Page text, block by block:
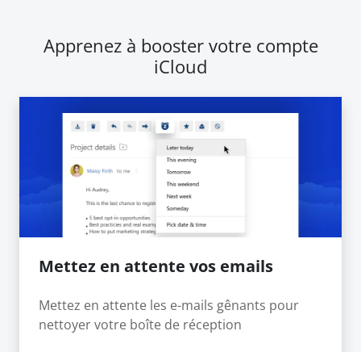
Apprenez à booster votre compte
iCloud
Mettez en attente vos emails
Mettez en attente les e-mails gênants pour
nettoyer votre boîte de réception